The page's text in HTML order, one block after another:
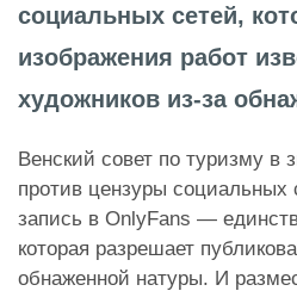
социальных сетей,
изображения работ
художников из-за
Венский совет по туризму в
против цензуры социальных
запись в OnlyFans —
которая разрешает
обнаженной натуры. И